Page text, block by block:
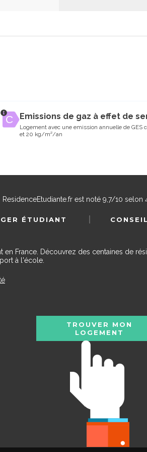
Emissions de gaz à effet de
Logement avec une emission annuelle de GES
et 20 kg/m²/an
ResidenceEtudiante.frest noté 9,7/10 selon
ÉTUDIANT
France. Découvrez des centaines de
à l'école.
TROUVER MON
LOGEMENT